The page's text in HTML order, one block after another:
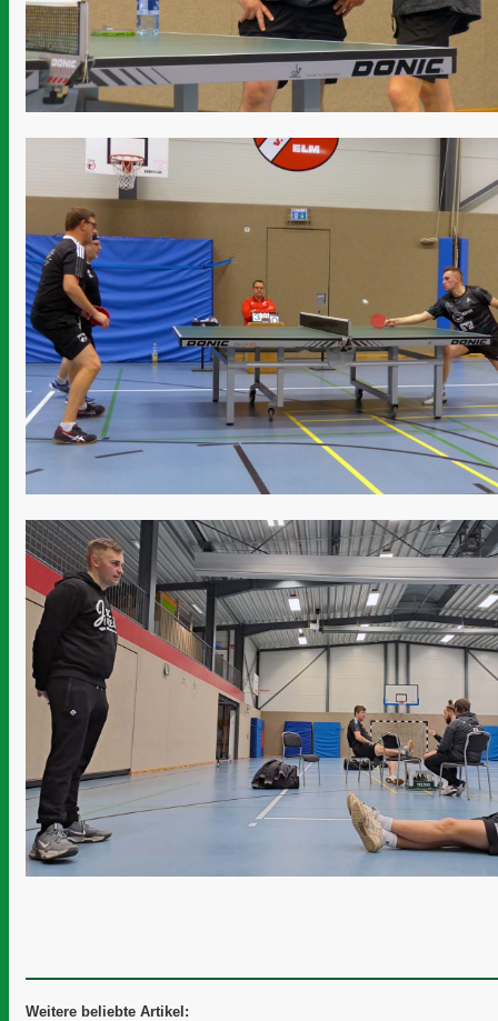
Weitere beliebte Artikel: